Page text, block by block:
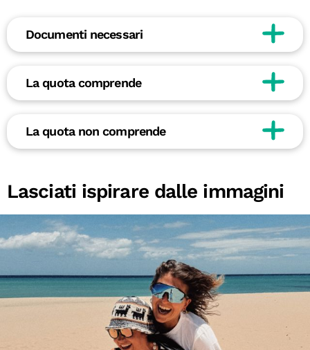
Documenti necessari
La quota comprende
La quota non comprende
Lasciati ispirare dalle immagini